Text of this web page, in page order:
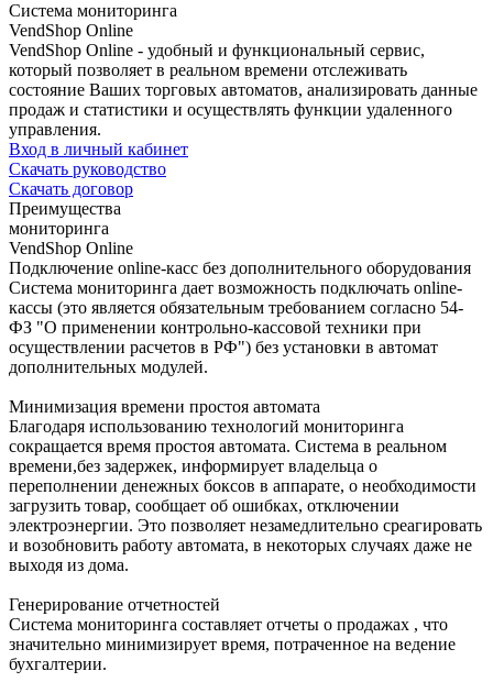
Система мониторинга
VendShop Online
VendShop Online - удобный и функциональный сервис,
который позволяет в реальном времени отслеживать
состояние Ваших торговых автоматов, анализировать данные
продаж и статистики и осуществлять функции удаленного
управления.
Вход в личный кабинет
Скачать руководство
Скачать договор
Преимущества
мониторинга
VendShop Online
Подключение online-касс без дополнительного оборудования
Система мониторинга дает возможность подключать online-
кассы (это является обязательным требованием согласно 54-
ФЗ "О применении контрольно-кассовой техники при
осуществлении расчетов в РФ") без установки в автомат
дополнительных модулей.
Минимизация времени простоя автомата
Благодаря использованию технологий мониторинга
сокращается время простоя автомата. Система в реальном
времени,без задержек, информирует владельца о
переполнении денежных боксов в аппарате, о необходимости
загрузить товар, сообщает об ошибках, отключении
электроэнергии. Это позволяет незамедлительно среагировать
и возобновить работу автомата, в некоторых случаях даже не
выходя из дома.
Генерирование отчетностей
Система мониторинга составляет отчеты о продажах , что
значительно минимизирует время, потраченное на ведение
бухгалтерии.